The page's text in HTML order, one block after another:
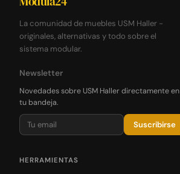
La comunidad de muebles USM Haller -
originales, alternativas y todo sobre el
sistema modular.
Newsletter
Novedades sobre USM Haller directamente en
tu bandeja.
Suscribirse
HERRAMIENTAS